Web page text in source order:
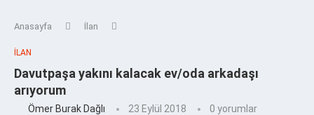
Anasayfa İlan
İLAN
Davutpaşa yakını kalacak ev/oda arkadaşı
arıyorum
Ömer Burak Dağlı 23 Eylül 2018 0 yorumlar